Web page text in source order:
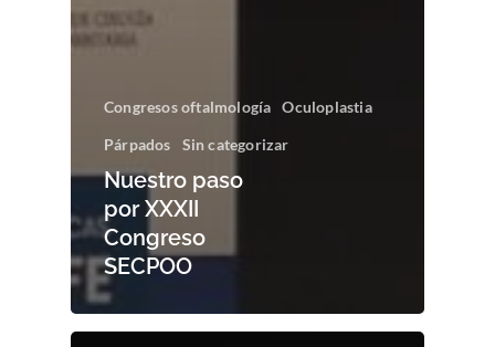
Congresos oftalmología
Oculoplastia
Párpados
Sin categorizar
Nuestro paso
por XXXII
Congreso
SECPOO